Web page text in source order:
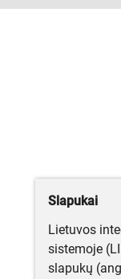
Slapukai
Lietuvos
sistemoje
slapukų